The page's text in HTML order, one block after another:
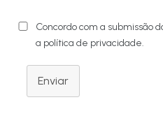
Concordo com a submissão
a política de privacidade.
Enviar